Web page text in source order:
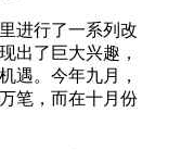
进行了一系列改
出了巨大兴趣，
遇。今年九月，
笔，而在十月份